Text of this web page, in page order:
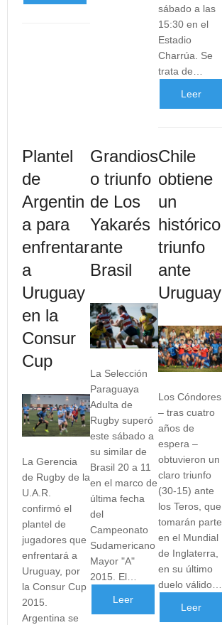
sábado a las
15:30 en el
Estadio
Charrúa. Se
trata de…
Leer
...
Plantel
de
Argentin
a para
enfrentar
a
Uruguay
en la
Consur
Cup
La Gerencia
de Rugby de la
U.A.R.
confirmó el
plantel de
jugadores que
enfrentará a
Uruguay, por
la Consur Cup
2015.
Argentina se
Grandios
o triunfo
de Los
Yakarés
ante
Brasil
La Selección
Paraguaya
Adulta de
Rugby superó
este sábado a
su similar de
Brasil 20 a 11
en el marco de
última fecha
del
Campeonato
Sudamericano
Mayor "A"
2015. El…
Leer
Chile
obtiene
un
histórico
triunfo
ante
Uruguay
Los Cóndores
– tras cuatro
años de
espera –
obtuvieron un
claro triunfo
(30-15) ante
los Teros, que
tomarán parte
en el Mundial
de Inglaterra,
en su último
duelo válido…
Leer